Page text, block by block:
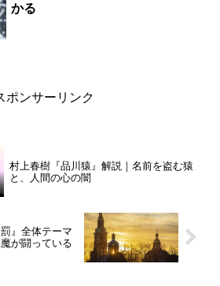
かる
ポンサーリンク
村上春樹『品川猿』解説｜名前を盗む猿
と、人間の心の闇
』全体テーマ
が闘っている